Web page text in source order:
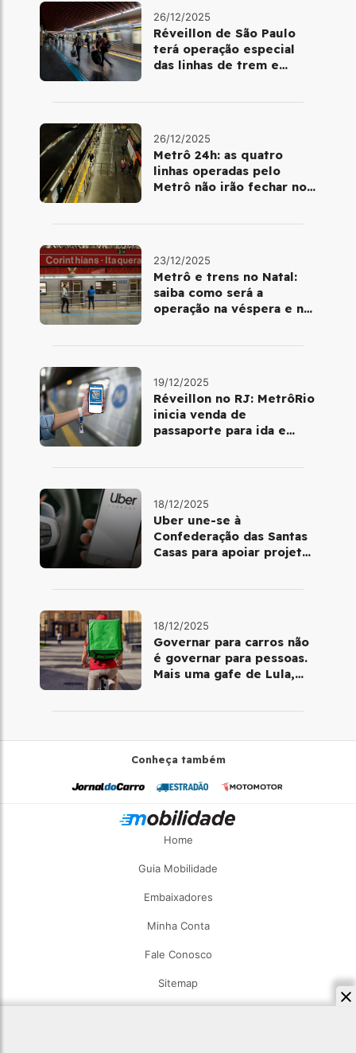
26/12/2025
Réveillon de São Paulo
terá operação especial
das linhas de trem e
26/12/2025
Metrô 24h: as quatro
linhas operadas pelo
Metrô não irão fechar no
23/12/2025
Metrô e trens no Natal:
saiba como será a
operação na véspera e no
19/12/2025
Réveillon no RJ: MetrôRio
inicia venda de
passaporte para ida e
18/12/2025
Uber une-se à
Confederação das Santas
Casas para apoiar projetos
18/12/2025
Governar para carros não
é governar para pessoas.
Mais uma gafe de Lula,
Conheça também
Home
Guia Mobilidade
Embaixadores
Minha Conta
Fale Conosco
Sitemap